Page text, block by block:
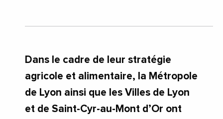
Dans le cadre de leur stratégie
agricole et alimentaire, la Métropole
de Lyon ainsi que les Villes de Lyon
et de Saint-Cyr-au-Mont d’Or ont